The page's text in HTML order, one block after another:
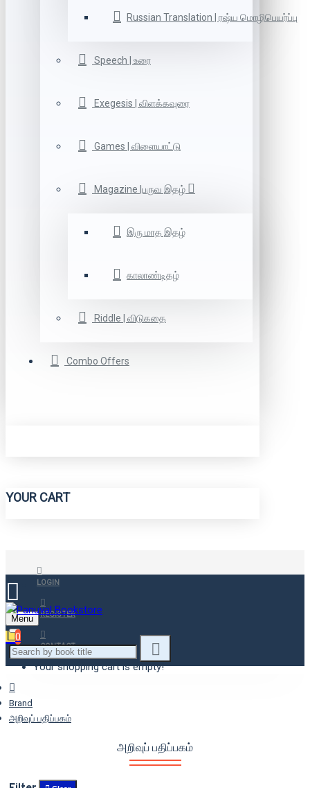
Russian Translation | ரஷ்ய மொழிபெயர்ப்பு
Speech | உரை
Exegesis | விளக்கவுரை
Games | விளையாட்டு
Magazine |பருவ இதழ்
இரு மாத இதழ்
காலாண்டிதழ்
Riddle | விடுகதை
Combo Offers
YOUR CART
LOGIN
REGISTER
CONTACT
Menu
0
Your shopping cart is empty!
Brand
அறிவுப் பதிப்பகம்
அறிவுப் பதிப்பகம்